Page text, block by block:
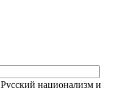
Русский национализм и